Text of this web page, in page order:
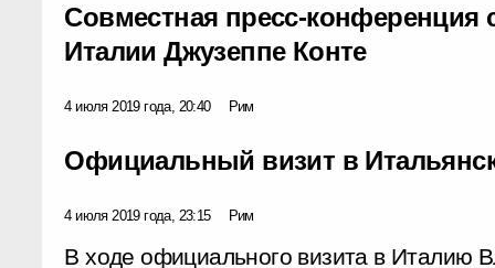
Совместная пресс-конференция
Италии Джузеппе Конте
4 июля 2019 года, 20:40 Рим
Официальный визит в
4 июля 2019 года, 23:15 Рим
В ходе официального визита в Италию